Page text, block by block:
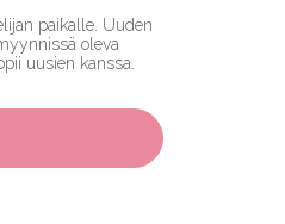
paikalle. Uuden
oleva
uusien kanssa.